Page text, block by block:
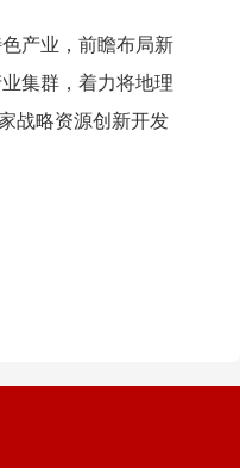
产业，前瞻布局新
集群，着力将地理
战略资源创新开发